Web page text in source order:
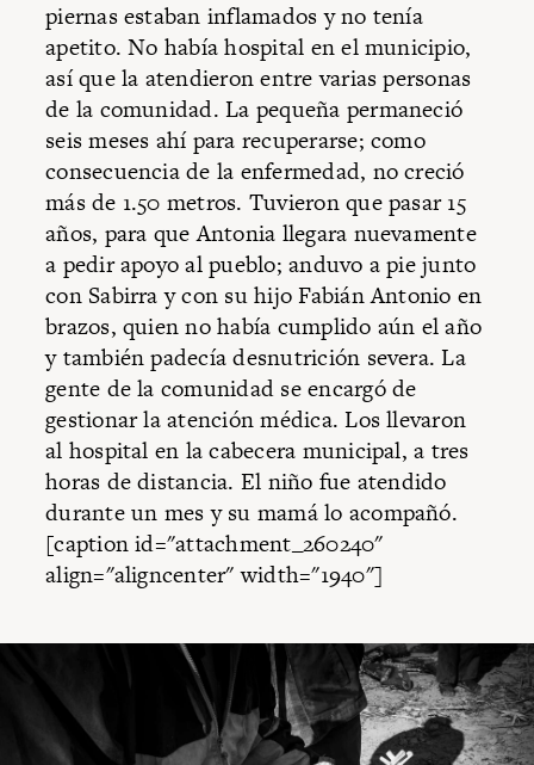
piernas estaban inflamados y no tenía
apetito. No había hospital en el municipio,
así que la atendieron entre varias personas
de la comunidad. La pequeña permaneció
seis meses ahí para recuperarse; como
consecuencia de la enfermedad, no creció
más de 1.50 metros. Tuvieron que pasar 15
años, para que Antonia llegara nuevamente
a pedir apoyo al pueblo; anduvo a pie junto
con Sabirra y con su hijo Fabián Antonio en
brazos, quien no había cumplido aún el año
y también padecía desnutrición severa. La
gente de la comunidad se encargó de
gestionar la atención médica. Los llevaron
al hospital en la cabecera municipal, a tres
horas de distancia. El niño fue atendido
durante un mes y su mamá lo acompañó.
[caption id="attachment_260240"
align="aligncenter" width="1940"]